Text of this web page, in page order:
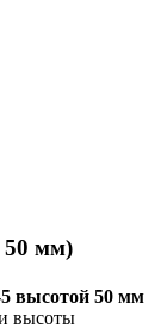
50 мм)
высотой 50 мм
высоты